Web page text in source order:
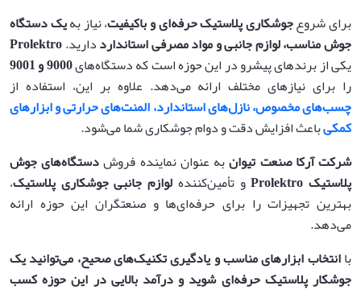
برای شروعجوشکاری پلاستیک حرفه‌ای و باکیفیت، نیاز بهیک دستگاه
جوش مناسب، لوازم جانبی و مواد مصرفی استاندارددارید.Prolektro
یکی از برندهای پیشرو در این حوزه است که دستگاه‌های9000و 9001
را برای نیازهای مختلف ارائه می‌دهد. علاوه بر این، استفاده از
چسب‌های مخصوص، نازل‌های استاندارد، المنت‌های حرارتی و ابزارهای
کمکیباعث افزایش دقت و دوام جوشکاری شما می‌شود.
شرکت آرکا صنعت تیوانبه عنوان نماینده فروشدستگاه‌های جوش
پلاستیکProlektro و تأمین‌کننده لوازم جانبی جوشکاری پلاستیک،
بهترین تجهیزات را برای حرفه‌ای‌ها و صنعتگران این حوزه ارائه
می‌دهد.
باانتخاب ابزارهای مناسب و یادگیری تکنیک‌های صحیح، می‌توانید یک
جوشکار پلاستیک حرفه‌ای شوید و درآمد بالایی در این حوزه کسب